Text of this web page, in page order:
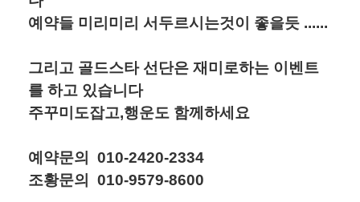
예약들 미리미리 서두르시는것이 좋을듯 ......
그리고 골드스타 선단은 재미로하는 이벤트
를 하고 있습니다
주꾸미도잡고,행운도 함께하세요
예약문의 010-2420-2334
조황문의 010-9579-8600